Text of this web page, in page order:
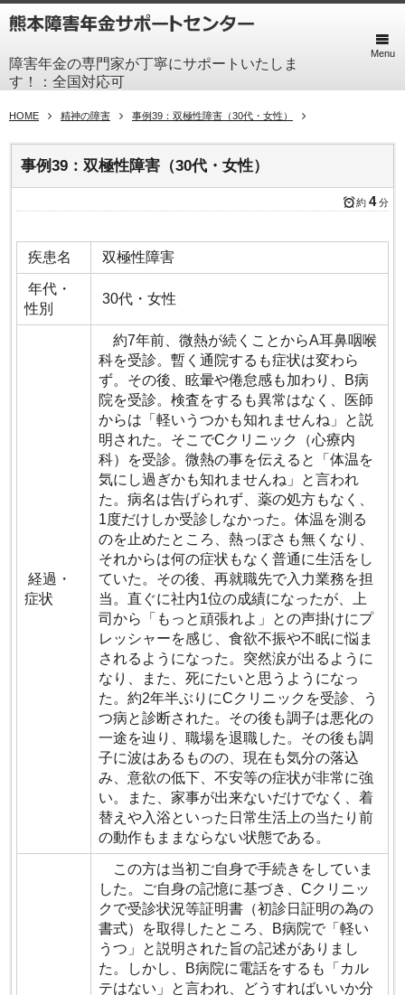
障害年金の専門家が丁寧にサポートいたしま
す！：全国対応可
Menu
HOME 精神の障害 事例39：双極性障害（30代・女性）
事例39：双極性障害（30代・女性）
約 4分
疾患名 双極性障害
年代・
性別
30代・女性
経過・
症状
約7年前、微熱が続くことからA耳鼻咽喉
科を受診。暫く通院するも症状は変わら
ず。その後、眩暈や倦怠感も加わり、B病
院を受診。検査をするも異常はなく、医師
からは「軽いうつかも知れませんね」と説
明された。そこでCクリニック（心療内
科）を受診。微熱の事を伝えると「体温を
気にし過ぎかも知れませんね」と言われ
た。病名は告げられず、薬の処方もなく、
1度だけしか受診しなかった。体温を測る
のを止めたところ、熱っぽさも無くなり、
それからは何の症状もなく普通に生活をし
ていた。その後、再就職先で入力業務を担
当。直ぐに社内1位の成績になったが、上
司から「もっと頑張れよ」との声掛けにプ
レッシャーを感じ、食欲不振や不眠に悩ま
されるようになった。突然涙が出るように
なり、また、死にたいと思うようになっ
た。約2年半ぶりにCクリニックを受診、う
つ病と診断された。その後も調子は悪化の
一途を辿り、職場を退職した。その後も調
子に波はあるものの、現在も気分の落込
み、意欲の低下、不安等の症状が非常に強
い。また、家事が出来ないだけでなく、着
替えや入浴といった日常生活上の当たり前
の動作もままならない状態である。
この方は当初ご自身で手続きをしていま
した。ご自身の記憶に基づき、Cクリニッ
クで受診状況等証明書（初診日証明の為の
書式）を取得したところ、B病院で「軽い
うつ」と説明された旨の記述がありまし
た。しかし、B病院に電話をするも「カル
テはない」と言われ、どうすればいいか分